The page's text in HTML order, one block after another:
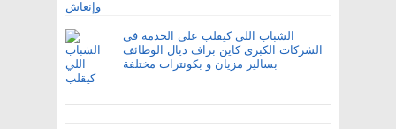
الشباب اللي كيقلب على الخدمة في
الشركات الكبرى كاين بزاف ديال الوظائف
بسالير مزيان و بكونترات مختلفة